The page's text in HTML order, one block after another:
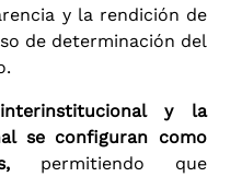
y la rendición de
de determinación del
y la
se configuran como
permitiendo que